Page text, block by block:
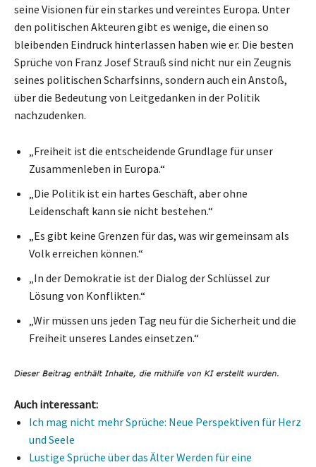
seine Visionen für ein starkes und vereintes Europa. Unter
den politischen Akteuren gibt es wenige, die einen so
bleibenden Eindruck hinterlassen haben wie er. Die besten
Sprüche von Franz Josef Strauß sind nicht nur ein Zeugnis
seines politischen Scharfsinns, sondern auch ein Anstoß,
über die Bedeutung von Leitgedanken in der Politik
nachzudenken.
„Freiheit ist die entscheidende Grundlage für unser
Zusammenleben in Europa.“
„Die Politik ist ein hartes Geschäft, aber ohne
Leidenschaft kann sie nicht bestehen.“
„Es gibt keine Grenzen für das, was wir gemeinsam als
Volk erreichen können.“
„In der Demokratie ist der Dialog der Schlüssel zur
Lösung von Konflikten.“
„Wir müssen uns jeden Tag neu für die Sicherheit und die
Freiheit unseres Landes einsetzen.“
Auch interessant:
Ich mag nicht mehr Sprüche: Neue Perspektiven für Herz
und Seele
Lustige Sprüche über das Älter Werden für eine